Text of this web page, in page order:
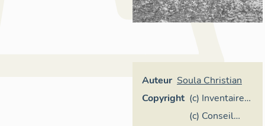
Auteur Soula Christian
Copyright (c) Inventaire
général
(c) Conseil